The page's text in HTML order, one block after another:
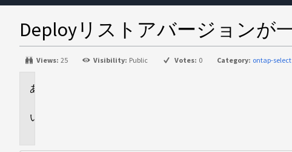
Deployリストアバージョンが
Views: 25 Visibility: Public Votes: 0 Category: ontap-select